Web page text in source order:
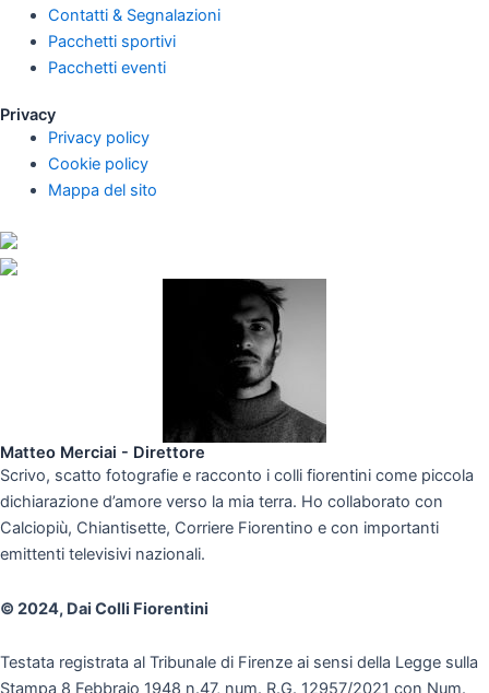
Contatti & Segnalazioni
Pacchetti sportivi
Pacchetti eventi
Privacy
Privacy policy
Cookie policy
Mappa del sito
Matteo Merciai - Direttore
Scrivo, scatto fotografie e racconto i colli fiorentini come piccola
dichiarazione d’amore verso la mia terra. Ho collaborato con
Calciopiù, Chiantisette, Corriere Fiorentino e con importanti
emittenti televisivi nazionali.
© 2024, Dai Colli Fiorentini
Testata registrata al Tribunale di Firenze ai sensi della Legge sulla